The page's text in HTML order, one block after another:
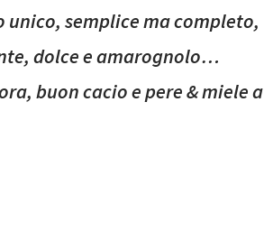
semplice ma completo,
dolce e amarognolo…
buon cacio e pere & miele a